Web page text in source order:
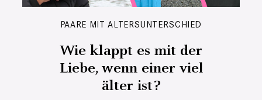
PAARE MIT ALTERSUNTERSCHIED
Wie klappt es mit der
Liebe, wenn einer viel
älter ist?